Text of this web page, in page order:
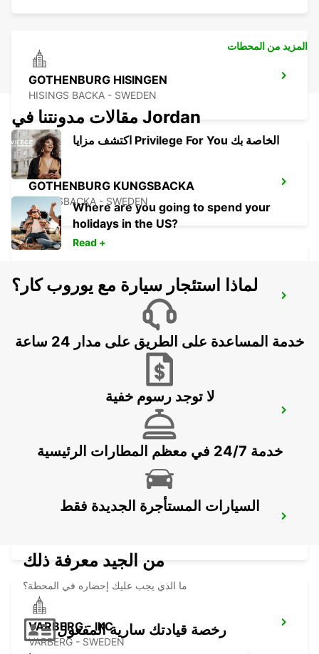
GOTHENBURG HISINGEN
HISINGS BACKA - SWEDEN
GOTHENBURG KUNGSBACKA
KUNGSBACKA - SWEDEN
GOTHENBURG LANDVETTER APT-
GOTHENBURG - SWEDEN
STORA HOGA - SWEDEN
VARBERG - IKC
VARBERG - SWEDEN
المزيد من المحطات
مقالات مدونتنا في Jordan
اكتشف مزايا Privilege For You الخاصة بك
Where are you going to spend your
holidays in the US?
Read +
لماذا استئجار سيارة مع يوروب كار؟
خدمة المساعدة على الطريق على مدار 24 ساعة
لا توجد رسوم خفية
خدمة 24/7 في معظم المطارات الرئيسية
السيارات المستأجرة الجديدة فقط
من الجيد معرفة ذلك
ما الذي يجب عليك إحضاره في المحطة؟
رخصة قيادتك سارية المفعول